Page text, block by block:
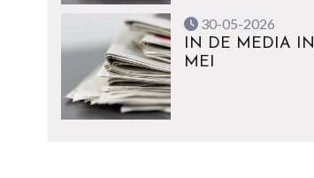
30-05-2026
IN DE MEDIA IN
MEI